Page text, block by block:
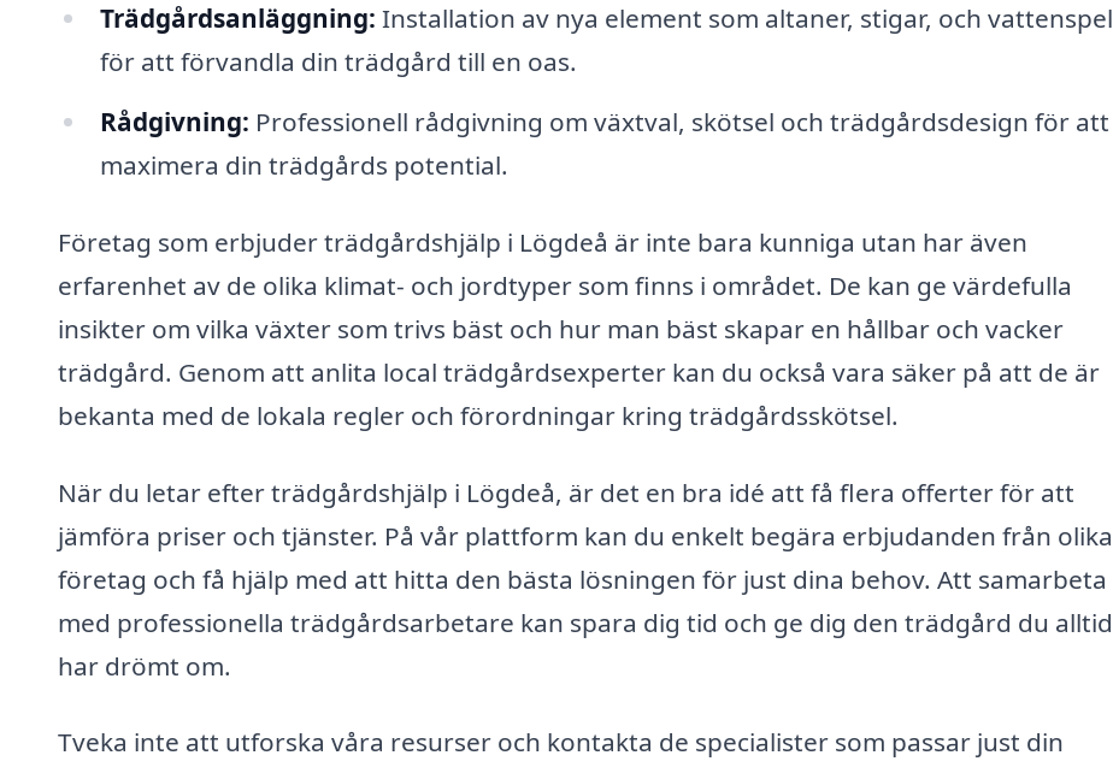
Trädgårdsanläggning: Installation av nya element som altaner, stigar, och vattenspel
för att förvandla din trädgård till en oas.
Rådgivning: Professionell rådgivning om växtval, skötsel och trädgårdsdesign för att
maximera din trädgårds potential.
Företag som erbjuder trädgårdshjälp i Lögdeå är inte bara kunniga utan har även
erfarenhet av de olika klimat- och jordtyper som finns i området. De kan ge värdefulla
insikter om vilka växter som trivs bäst och hur man bäst skapar en hållbar och vacker
trädgård. Genom att anlita local trädgårdsexperter kan du också vara säker på att de är
bekanta med de lokala regler och förordningar kring trädgårdsskötsel.
När du letar efter trädgårdshjälp i Lögdeå, är det en bra idé att få flera offerter för att
jämföra priser och tjänster. På vår plattform kan du enkelt begära erbjudanden från olika
företag och få hjälp med att hitta den bästa lösningen för just dina behov. Att samarbeta
med professionella trädgårdsarbetare kan spara dig tid och ge dig den trädgård du alltid
har drömt om.
Tveka inte att utforska våra resurser och kontakta de specialister som passar just din